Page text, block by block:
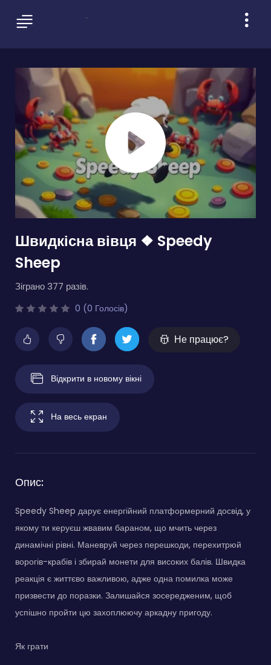
Швидкісна вівця ❖ Speedy
Sheep
Зіграно 377 разів.
0 (0 Голосів)
Не працює?
Відкрити в новому вікні
На весь екран
Опис:
Speedy Sheep дарує енергійний платформерний досвід, у
якому ти керуєш жвавим бараном, що мчить через
динамічні рівні. Маневруй через перешкоди, перехитрюй
ворогів-крабів і збирай монети для високих балів. Швидка
реакція є життєво важливою, адже одна помилка може
призвести до поразки. Залишайся зосередженим, щоб
успішно пройти цю захоплюючу аркадну пригоду.
Як грати